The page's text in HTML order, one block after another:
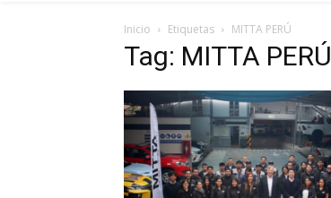
Inicio Etiquetas MITTA PERÚ
Tag: MITTA PERÚ